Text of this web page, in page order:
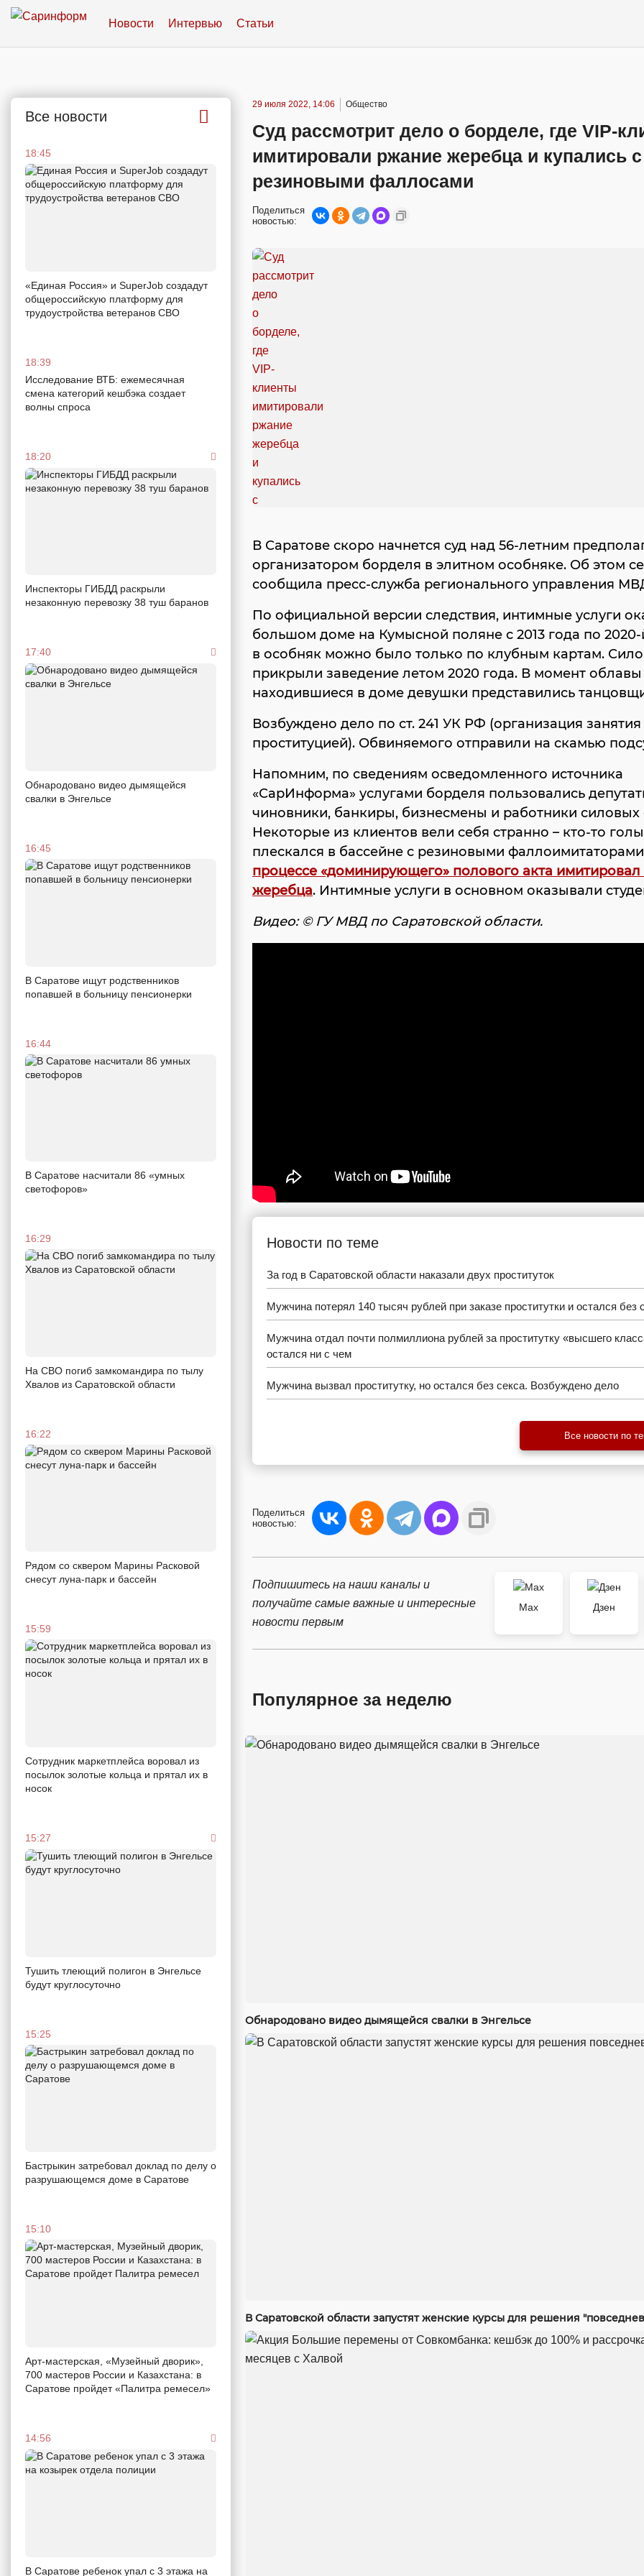
Новости Интервью Статьи
Все новости
18:45
«Единая Россия» и SuperJob создадут
общероссийскую платформу для
трудоустройства ветеранов СВО
18:39
Исследование ВТБ: ежемесячная
смена категорий кешбэка создает
волны спроса
18:20
Инспекторы ГИБДД раскрыли
незаконную перевозку 38 туш баранов
17:40
Обнародовано видео дымящейся
свалки в Энгельсе
16:45
В Саратове ищут родственников
попавшей в больницу пенсионерки
16:44
В Саратове насчитали 86 «умных
светофоров»
16:29
На СВО погиб замкомандира по тылу
Хвалов из Саратовской области
16:22
Рядом со сквером Марины Расковой
снесут луна-парк и бассейн
15:59
Сотрудник маркетплейса воровал из
посылок золотые кольца и прятал их в
носок
15:27
Тушить тлеющий полигон в Энгельсе
будут круглосуточно
15:25
Бастрыкин затребовал доклад по делу о
разрушающемся доме в Саратове
15:10
Арт-мастерская, «Музейный дворик»,
700 мастеров России и Казахстана: в
Саратове пройдет «Палитра ремесел»
14:56
В Саратове ребенок упал с 3 этажа на
29 июля 2022, 14:06 Общество
Суд рассмотрит дело о борделе, где VIP-
имитировали ржание жеребца и купались с
резиновыми фаллосами
Поделиться
новостью:
В Саратове скоро начнется суд над 56-летним
организатором борделя в элитном особняке. Об этом
сообщила пресс-служба регионального управления
По официальной версии следствия, интимные услуги
большом доме на Кумысной поляне с 2013 года по 2020-
в особняк можно было только по клубным картам.
прикрыли заведение летом 2020 года. В момент облавы
находившиеся в доме девушки представились
Возбуждено дело по ст. 241 УК РФ (организация занятия
проституцией). Обвиняемого отправили на скамью
Напомним, по сведениям осведомленного источника
«СарИнформа» услугами борделя пользовались
чиновники, банкиры, бизнесмены и работники силовых
Некоторые из клиентов вели себя странно – кто-то
плескался в бассейне с резиновыми
процессе «доминирующего» полового акта
жеребца. Интимные услуги в основном оказывали
Видео: © ГУ МВД по Саратовской области.
Новости по теме
За год в Саратовской области наказали двух проституток
Мужчина потерял 140 тысяч рублей при заказе проститутки и остался без
Мужчина отдал почти полмиллиона рублей за проститутку «высшего
остался ни с чем
Мужчина вызвал проститутку, но остался без секса. Возбуждено дело
Все новости по
Поделиться
новостью:
Подпишитесь на наши каналы и
получайте самые важные и интересные
новости первым
Max
Дзен
Популярное за неделю
Обнародовано видео дымящейся свалки в Энгельсе
В Саратовской области запустят женские курсы для решения